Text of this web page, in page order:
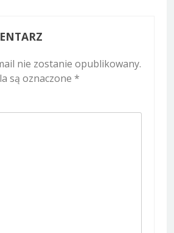
nie zostanie opublikowany.
są oznaczone *